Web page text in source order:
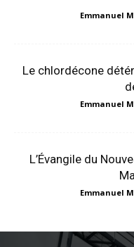
Emmanuel
Le chlordécone
Emmanuel
L’Évangile du
Emmanuel